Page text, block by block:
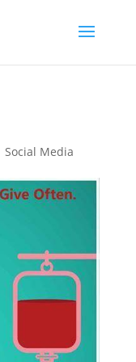
Social Media